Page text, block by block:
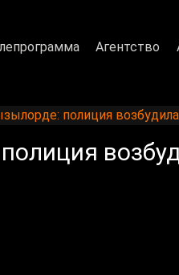
Агентство
полиция